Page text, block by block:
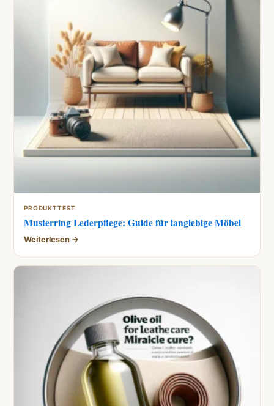
PRODUKTTEST
Musterring Lederpflege: Guide für langlebige Möbel
Weiterlesen →